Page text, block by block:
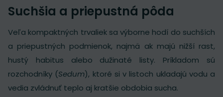
Suchšia a priepustná pôda
Veľa kompaktných trvaliek sa výborne hodí do suchších
a priepustných podmienok, najmä ak majú nižší rast,
hustý habitus alebo dužinaté listy. Príkladom sú
rozchodníky (Sedum), ktoré si v listoch ukladajú vodu a
vedia zvládnuť teplo aj kratšie obdobia sucha.